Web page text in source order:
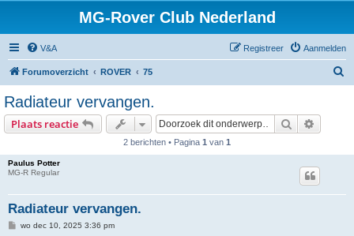
MG-Rover Club Nederland
V&A Aanmelden
Registreer
Forumoverzicht ROVER 75
Radiateur vervangen.
Plaats reactie Zoek
2 berichten • Pagina 1 van 1
Paulus Potter
MG-R Regular
Radiateur vervangen.
Bwo dec 10, 2025 3:36 pm